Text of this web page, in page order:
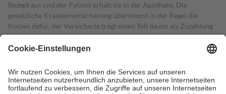
Rezept aus und der Patient erhält sie in der Apotheke. Die
gesetzliche Krankenversicherung übernimmt in der Regel die
Kosten dafür, der Versicherte trägt einen Teil davon als Zuzahlung
mit.
Grundsätzlich leisten Mitglieder Zuzahlungen in Höhe von zehn
höchstens zehn Euro.
Es sind jedoch nie mehr als die tatsächlichen
Kosten der Leistung zu entrichten.
Diese Regeln gelten grundsätzlich auch für Online-Apotheken.